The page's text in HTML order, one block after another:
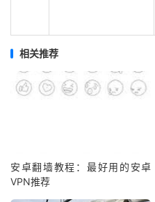
相关推荐
安卓翻墙教程：最好用的安卓
VPN推荐